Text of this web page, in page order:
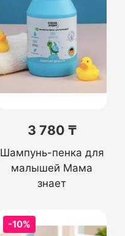
3 780 ₸
Шампунь-пенка для
малышей Мама
знает
-10%